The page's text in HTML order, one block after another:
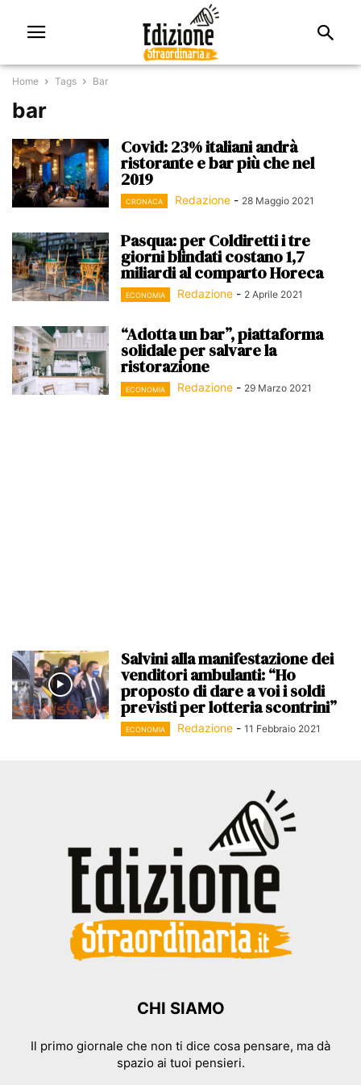
Home Tags Bar
bar
Covid: 23% italiani andrà
ristorante e bar più che nel
2019
CRONACA Redazione - 28 Maggio 2021
Pasqua: per Coldiretti i tre
giorni blindati costano 1,7
miliardi al comparto Horeca
ECONOMIA Redazione - 2 Aprile 2021
“Adotta un bar”, piattaforma
solidale per salvare la
ristorazione
ECONOMIA Redazione - 29 Marzo 2021
Salvini alla manifestazione dei
venditori ambulanti: “Ho
proposto di dare a voi i soldi
previsti per lotteria scontrini”
ECONOMIA Redazione - 11 Febbraio 2021
CHI SIAMO
Il primo giornale che non ti dice cosa pensare, ma dà
spazio ai tuoi pensieri.